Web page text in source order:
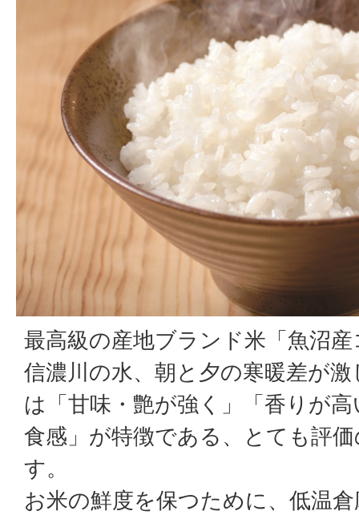
最高級の産地ブランド米「魚沼
信濃川の水、朝と夕の寒暖差が
は「甘味・艶が強く」「香りが
食感」が特徴である、とても評
す。
お米の鮮度を保つために、低温